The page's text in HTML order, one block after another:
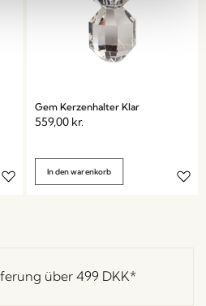
Gem Kerzenhalter Klar
559,00 kr.
In den warenkorb
über 499 DKK*